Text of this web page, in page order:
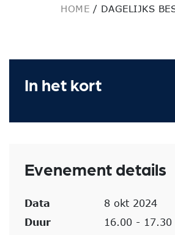
HOME / DAGELIJKS
In het kort
Evenement details
Data
8 okt 2024
Duur
16.00 - 17.30